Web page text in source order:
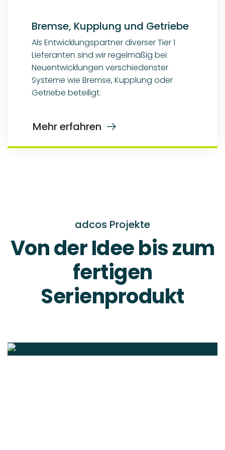
Bremse, Kupplung und Getriebe
Als Entwicklungspartner diverser Tier 1
Lieferanten sind wir regelmäßig bei
Neuentwicklungen verschiedenster
Systeme wie Bremse, Kupplung oder
Getriebe beteiligt.
Mehr erfahren
adcos Projekte
Von der Idee bis zum
fertigen
Serienprodukt